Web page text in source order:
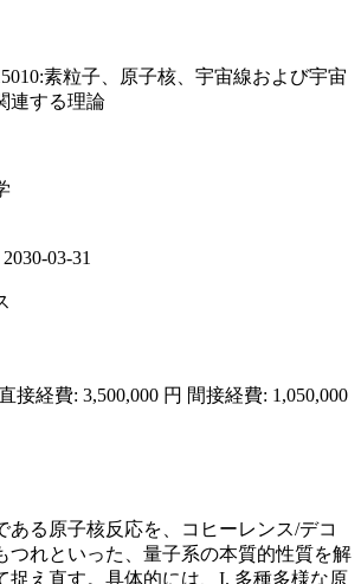
素粒子、原子核、宇宙線および宇宙
連する理論
03-31
接経費: 3,500,000 円 間接経費: 1,050,000
ある原子核反応を、コヒーレンス/デコ
つれといった、量子系の本質的性質を解
捉え直す。具体的には、I. 多種多様な原